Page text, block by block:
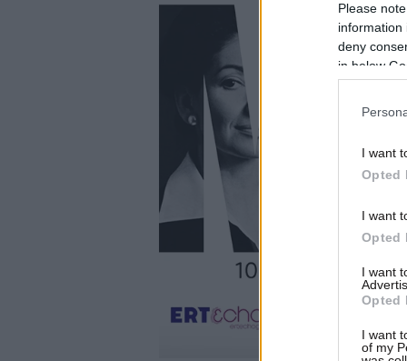
Please
information
deny
in below
I want
Opted
I want
Opted
I want
Opted
I want
of my